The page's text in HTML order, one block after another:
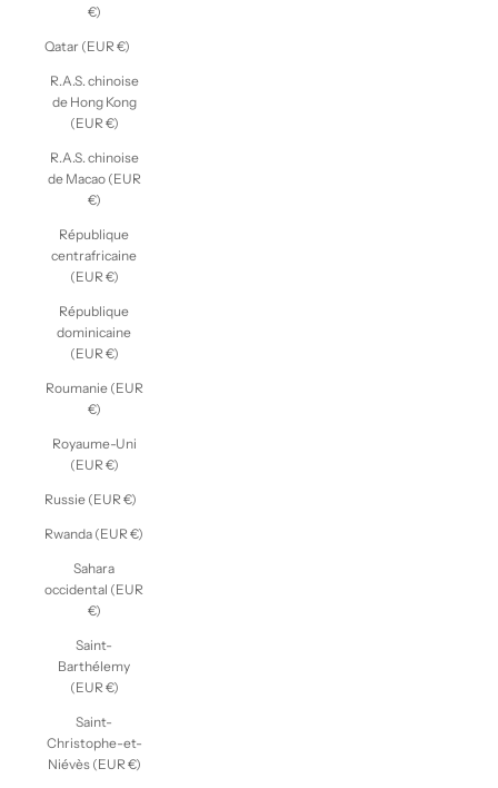
€)
Qatar (EUR €)
R.A.S. chinoise
de Hong Kong
(EUR €)
R.A.S. chinoise
de Macao (EUR
€)
République
centrafricaine
(EUR €)
République
dominicaine
(EUR €)
Roumanie (EUR
€)
Royaume-Uni
(EUR €)
Russie (EUR €)
Rwanda (EUR €)
Sahara
occidental (EUR
€)
Saint-
Barthélemy
(EUR €)
Saint-
Christophe-et-
Niévès (EUR €)